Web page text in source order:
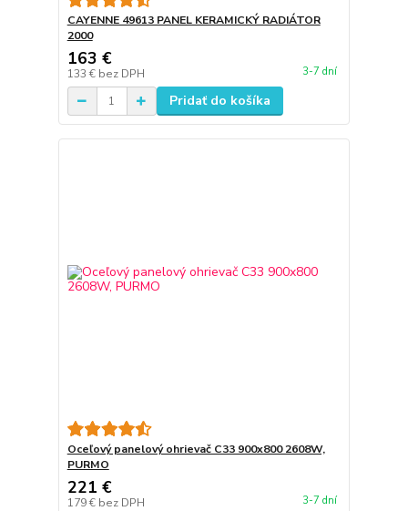
CAYENNE 49613 PANEL KERAMICKÝ RADIÁTOR
2000
163 €
133 € bez DPH 3-7 dní
Pridať do košíka
Oceľový panelový ohrievač C33 900x800 2608W,
PURMO
221 €
179 € bez DPH 3-7 dní